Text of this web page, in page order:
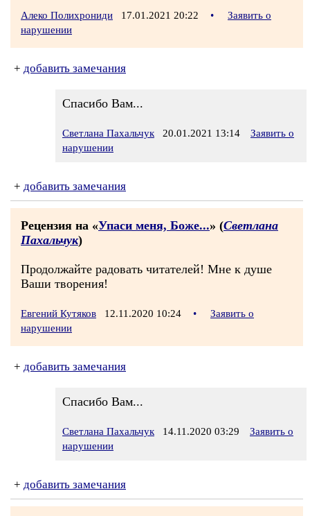
Алеко Полихрониди 17.01.2021 20:22 •
Заявить о
нарушении
+ добавить замечания
Спасибо Вам...
Светлана Пахальчук 20.01.2021 13:14
Заявить о
нарушении
+ добавить замечания
Рецензия на «Упаси меня, Боже...» (Светлана
Пахальчук)
Продолжайте радовать читателей! Мне к душе
Ваши творения!
Евгений Кутяков 12.11.2020 10:24 •
Заявить о
нарушении
+ добавить замечания
Спасибо Вам...
Светлана Пахальчук 14.11.2020 03:29
Заявить о
нарушении
+ добавить замечания